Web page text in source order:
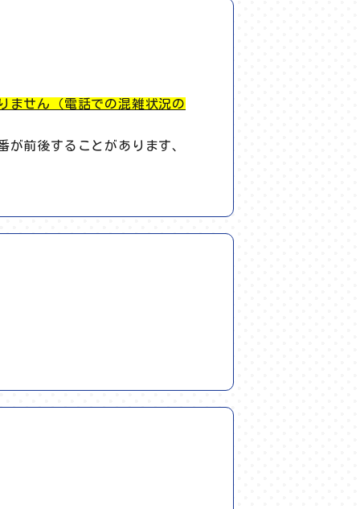
ません（電話での混雑状況の
前後することがあります、